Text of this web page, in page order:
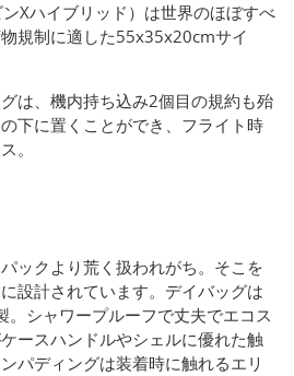
Xハイブリッド）は世界のほぼすべ
規制に適した55x35x20cmサイ
は、機内持ち込み2個目の規約も殆
下に置くことができ、フライト時
。
ックより荒く扱われがち。そこを
設計されています。デイバッグは
シャワープルーフで丈夫でエコス
ースハンドルやシェルに優れた触
パディングは装着時に触れるエリ